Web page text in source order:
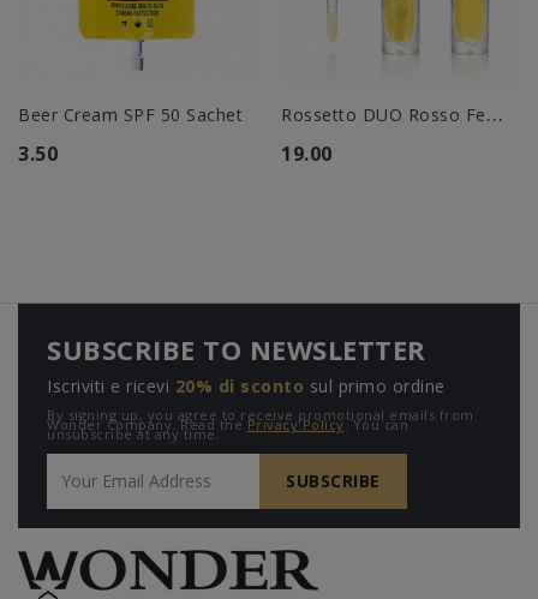
Beer Cream SPF 50 Sachet
3.50
R
Ossetto DUO Rosso Ferrari
19.00
SUBSCRIBE TO NEWSLETTER
Iscriviti e ricevi 20% di sconto sul primo ordine
By signing up, you agree to receive promotional emails from
Wonder Company. Read the Privacy Policy. You can
unsubscribe at any time.